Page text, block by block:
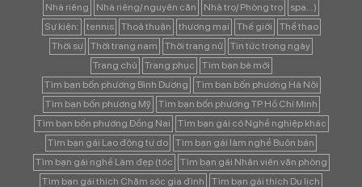
Nhà riêng
Nhà riêng/ nguyên căn Nhà trọ/ Phòng trọ
spa...)
Sự kiện:
tennis Thoả thuận thương mại Thế giới
Thể thao
Thời sự
Thời trang nam Thời trang nữ
Tin tức trong ngày
Trang chủ
Trang phục
Tìm bạn bè mới
Tìm bạn bốn phương Bình Dương
Tìm bạn bốn phương Hà Nội
Tìm bạn bốn phương Mỹ
Tìm bạn bốn phương TP Hồ Chí Minh
Tìm bạn bốn phương Đồng Nai
Tìm bạn gái có Nghề nghiệp khác
Tìm bạn gái Lao động tự do
Tìm bạn gái làm nghề Buôn bán
Tìm bạn gái nghề Làm đẹp (tóc
Tìm bạn gái Nhân viên văn phòng
Tìm bạn gái thích Chăm sóc gia đình
Tìm bạn gái thích Du lịch